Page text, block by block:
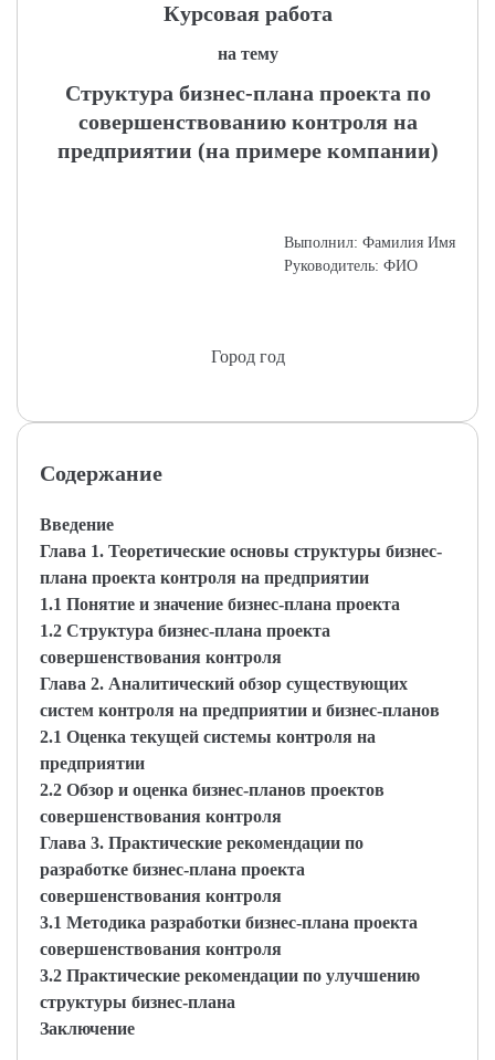
Курсовая работа
на тему
Структура бизнес-плана проекта по
совершенствованию контроля на
предприятии (на примере компании)
Выполнил: Фамилия Имя
Руководитель: ФИО
Город год
Содержание
Введение
Глава 1. Теоретические основы структуры бизнес-
плана проекта контроля на предприятии
1.1 Понятие и значение бизнес-плана проекта
1.2 Структура бизнес-плана проекта
совершенствования контроля
Глава 2. Аналитический обзор существующих
систем контроля на предприятии и бизнес-планов
2.1 Оценка текущей системы контроля на
предприятии
2.2 Обзор и оценка бизнес-планов проектов
совершенствования контроля
Глава 3. Практические рекомендации по
разработке бизнес-плана проекта
совершенствования контроля
3.1 Методика разработки бизнес-плана проекта
совершенствования контроля
3.2 Практические рекомендации по улучшению
структуры бизнес-плана
Заключение